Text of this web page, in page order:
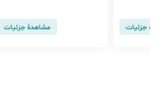
جزئیات مشاهدهٔ جزئیات